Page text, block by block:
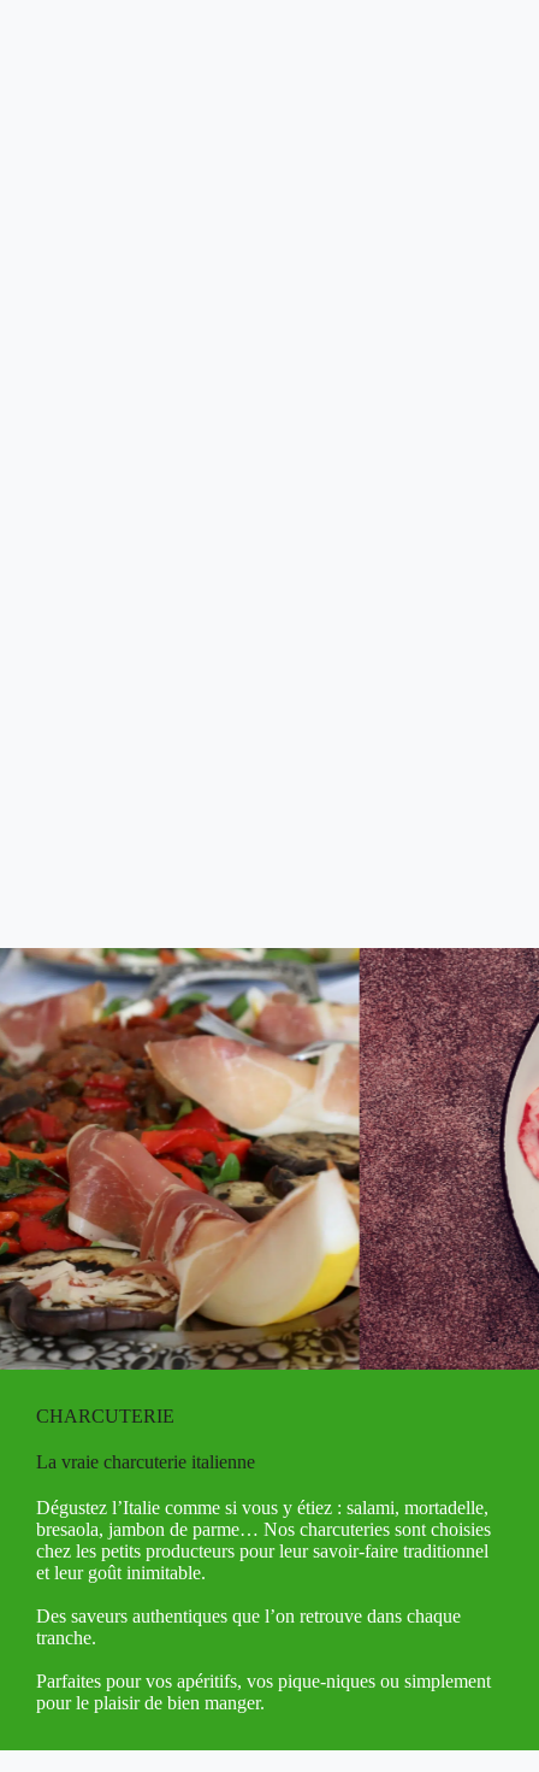
CHARCUTERIE
La vraie charcuterie italienne
Dégustez l’Italie comme si vous y étiez : salami, mortadelle,
bresaola, jambon de parme… Nos charcuteries sont choisies
chez les petits producteurs pour leur savoir-faire traditionnel
et leur goût inimitable.
Des saveurs authentiques que l’on retrouve dans chaque
tranche.
Parfaites pour vos apéritifs, vos pique-niques ou simplement
pour le plaisir de bien manger.